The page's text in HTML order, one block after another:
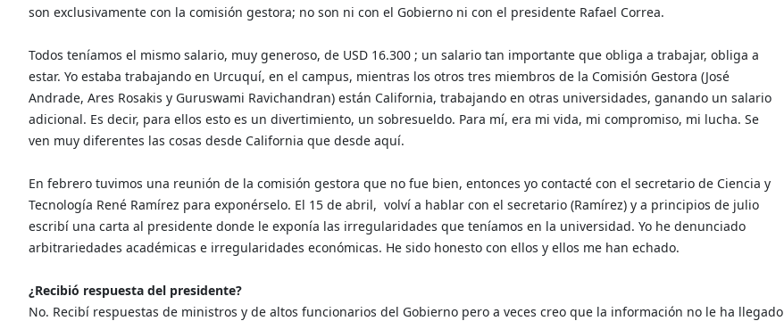
son exclusivamente con la comisión gestora; no son ni con el Gobierno ni con el presidente Rafael Correa.
Todos teníamos el mismo salario, muy generoso, de USD 16.300 ; un salario tan importante que obliga a trabajar, obliga a
estar. Yo estaba trabajando en Urcuquí, en el campus, mientras los otros tres miembros de la Comisión Gestora (José
Andrade, Ares Rosakis y Guruswami Ravichandran) están California, trabajando en otras universidades, ganando un salario
adicional. Es decir, para ellos esto es un divertimiento, un sobresueldo. Para mí, era mi vida, mi compromiso, mi lucha. Se
ven muy diferentes las cosas desde California que desde aquí.
En febrero tuvimos una reunión de la comisión gestora que no fue bien, entonces yo contacté con el secretario de Ciencia y
Tecnología René Ramírez para exponérselo. El 15 de abril, volví a hablar con el secretario (Ramírez) y a principios de julio
escribí una carta al presidente donde le exponía las irregularidades que teníamos en la universidad. Yo he denunciado
arbitrariedades académicas e irregularidades económicas. He sido honesto con ellos y ellos me han echado.
¿Recibió respuesta del presidente?
No. Recibí respuestas de ministros y de altos funcionarios del Gobierno pero a veces creo que la información no le ha llegado